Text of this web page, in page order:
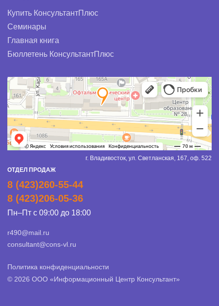
Купить КонсультантПлюс
Семинары
Главная книга
Бюллетень КонсультантПлюс
г. Владивосток, ул. Светланская, 167, оф. 522
ОТДЕЛ ПРОДАЖ
8 (423)260-55-44
8 (423)206-05-36
Пн–Пт с 09:00 до 18:00
r490@mail.ru
consultant@cons-vl.ru
Политика конфиденциальности
© 2026 ООО «Информационный Центр Консультант»